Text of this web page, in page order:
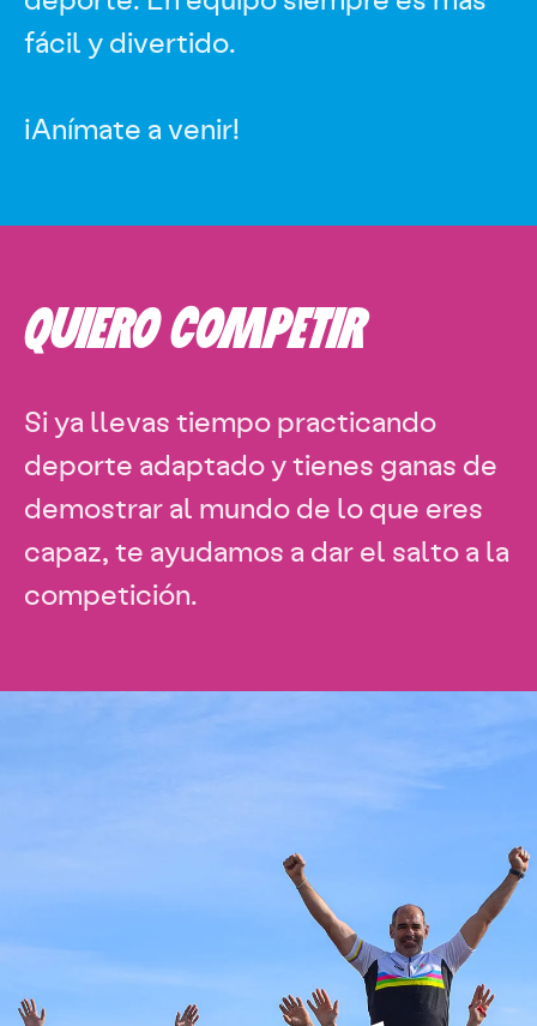
fácil y divertido.
¡Anímate a venir!
QUIERO COMPETIR
Si ya llevas tiempo practicando
deporte adaptado y tienes ganas de
demostrar al mundo de lo que eres
capaz, te ayudamos a dar el salto a la
competición.